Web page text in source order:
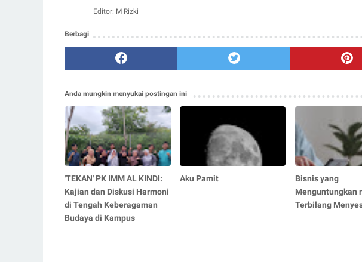
Editor: M Rizki
Berbagi
Anda mungkin menyukai postingan ini
'TEKAN' PK IMM AL KINDI:
Kajian dan Diskusi Harmoni
di Tengah Keberagaman
Budaya di Kampus
Aku Pamit
Bisnis yang
Menguntungkan
Terbilang